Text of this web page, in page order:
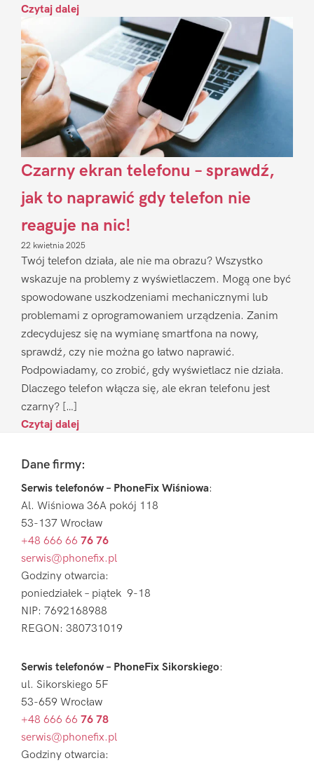
Czytaj dalej
Czarny ekran telefonu – sprawdź,
jak to naprawić gdy telefon nie
reaguje na nic!
22 kwietnia 2025
Twój telefon działa, ale nie ma obrazu? Wszystko
wskazuje na problemy z wyświetlaczem. Mogą one być
spowodowane uszkodzeniami mechanicznymi lub
problemami z oprogramowaniem urządzenia. Zanim
zdecydujesz się na wymianę smartfona na nowy,
sprawdź, czy nie można go łatwo naprawić.
Podpowiadamy, co zrobić, gdy wyświetlacz nie działa.
Dlaczego telefon włącza się, ale ekran telefonu jest
czarny? […]
Czytaj dalej
FooterDane firmy:
Serwis telefonów – PhoneFix Wiśniowa:
Al. Wiśniowa 36A pokój 118
53-137 Wrocław
+48 666 66 76 76
serwis@phonefix.pl
Godziny otwarcia:
poniedziałek – piątek 9-18
NIP: 7692168988
REGON: 380731019
Serwis telefonów – PhoneFix Sikorskiego:
ul. Sikorskiego 5F
53-659 Wrocław
+48 666 66 76 78
serwis@phonefix.pl
Godziny otwarcia: